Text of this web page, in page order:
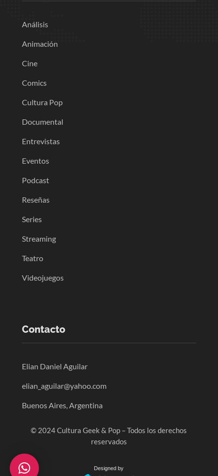
Análisis
Animación
Cine
Comics
Cultura Pop
Documental
Entrevistas
Eventos
Podcast
Reseñas
Series
Streaming
Teatro
Videojuegos
Contacto
Elian Daniel Aguilar
elian_aguilar@yahoo.com
Buenos Aires, Argentina
© 2024 Cultura Geek & Pop – Todos los derechos
reservados
Designed by